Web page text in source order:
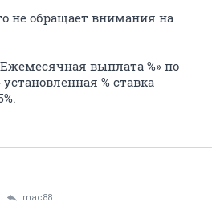
не обращает внимания на
выплата %» по
% ставка
mac88